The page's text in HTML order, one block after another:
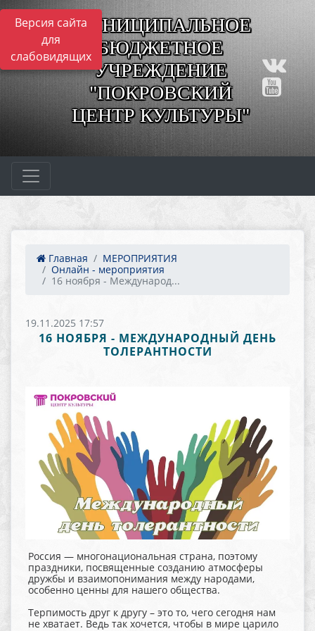
Версия сайта
для
слабовидящих
МУНИЦИПАЛЬНОЕ
БЮДЖЕТНОЕ
УЧРЕЖДЕНИЕ
"ПОКРОВСКИЙ
ЦЕНТР КУЛЬТУРЫ"
Главная
МЕРОПРИЯТИЯ
Онлайн - мероприятия
16 ноября - Международ...
19.11.2025 17:57
16 НОЯБРЯ - МЕЖДУНАРОДНЫЙ ДЕНЬ
ТОЛЕРАНТНОСТИ
Россия — многонациональная страна, поэтому
праздники, посвященные созданию атмосферы
дружбы и взаимопонимания между народами,
особенно ценны для нашего общества.
Терпимость друг к другу – это то, чего сегодня нам
не хватает. Ведь так хочется, чтобы в мире царило